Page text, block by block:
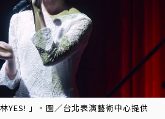
YES! 」。圖／台北表演藝術中心提供